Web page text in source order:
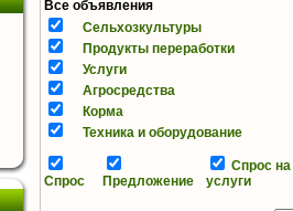
Все объявления
Сельхозкультуры
Продукты переработки
Услуги
Агросредства
Корма
Техника и оборудование
Спрос Предложение
Спрос на
услуги